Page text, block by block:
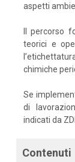
aspetti
Il percorso
teorici e
chimiche
Se
di
indicati da
Contenuti